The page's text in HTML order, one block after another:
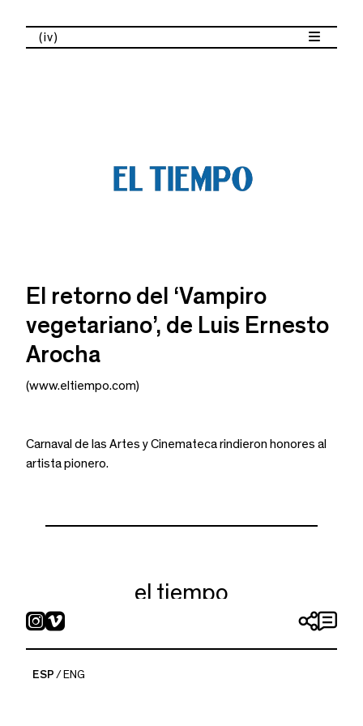
(iv)
El retorno del ‘Vampiro
vegetariano’, de Luis Ernesto
Arocha
(www.eltiempo.com)
Carnaval de las Artes y Cinemateca rindieron honores al
artista pionero.
el tiempo
ESP ENG